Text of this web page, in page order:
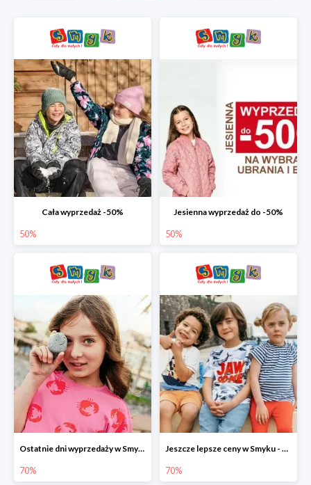
Cała wyprzedaż -50%
50%
Jesienna wyprzedaż do -50%
50%
Ostatnie dni wyprzedaży w Smyku - ubrania i buty do -70%
70%
Jeszcze lepsze ceny w Smyku - ubrania i buty do -70%
70%